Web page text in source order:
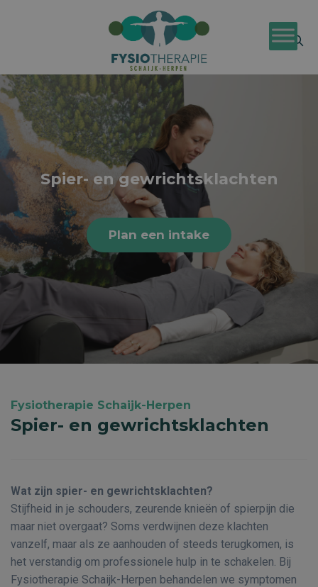
Spier- en gewrichtsklachten
Plan een intake
Fysiotherapie Schaijk-Herpen
Spier- en gewrichtsklachten
Wat zijn spier- en gewrichtsklachten?
Stijfheid in je schouders, zeurende knieën of spierpijn die
maar niet overgaat? Soms verdwijnen deze klachten
vanzelf, maar als ze aanhouden of steeds terugkomen, is
het verstandig om professionele hulp in te schakelen. Bij
Fysiotherapie Schaijk-Herpen behandelen we symptomen